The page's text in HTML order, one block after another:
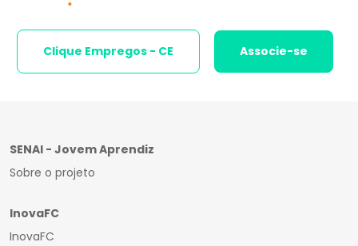
Clique Empregos - CE Associe-se
SENAI - Jovem Aprendiz
Sobre o projeto
InovaFC
InovaFC